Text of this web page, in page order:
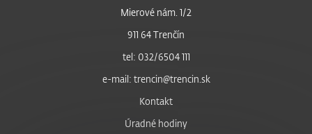
Mierové nám. 1/2
911 64 Trenčín
tel: 032/6504 111
e-mail: trencin@trencin.sk
Kontakt
Úradné hodiny